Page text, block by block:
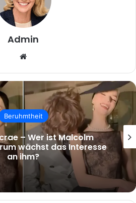
Admin
Beruhmtheit
– Wer ist Malcolm
wächst das Interesse
an ihm?